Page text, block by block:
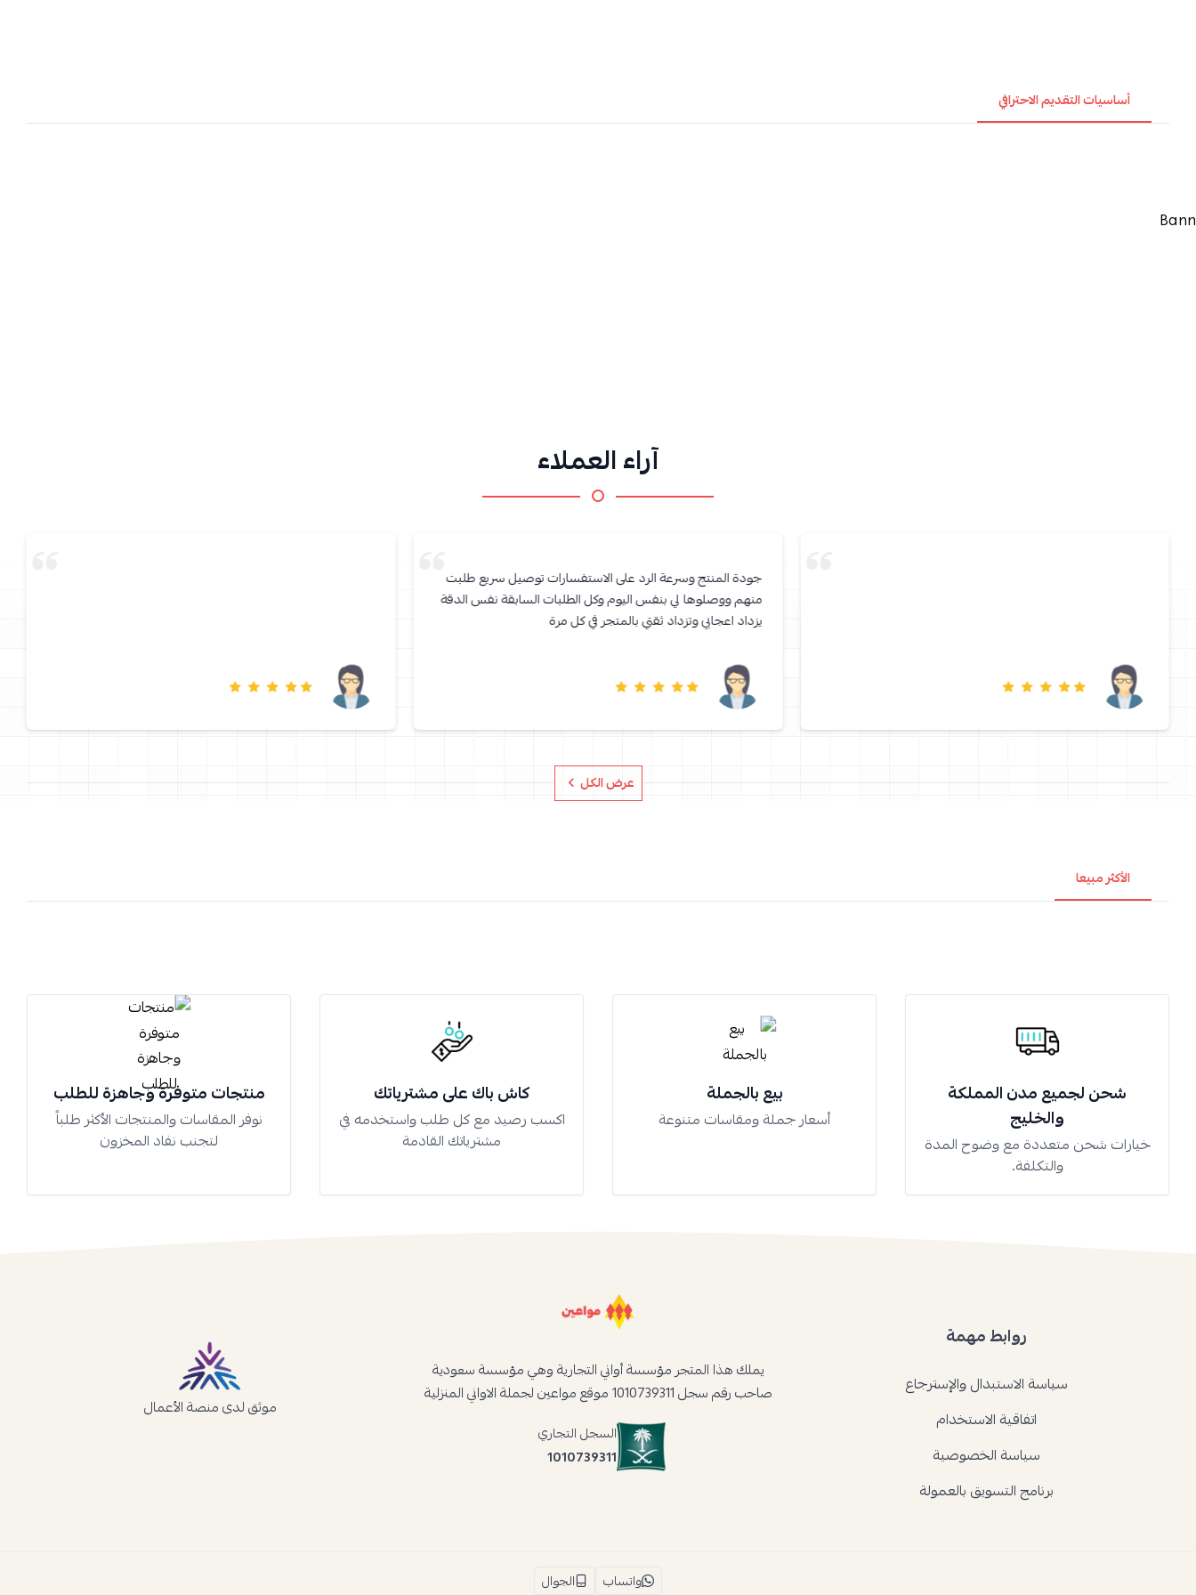
أساسيات التقديم الاحترافي
آراء العملاء
جودة المنتج وسرعة الرد على الاستفسارات توصيل سريع طلبت
منهم ووصلوها لي بنفس اليوم وكل الطلبات السابقة نفس الدقة
يزداد اعجابي وتزداد ثقتي بالمتجر في كل مرة
عرض الكل
الأكثر مبيعا
شحن لجميع مدن المملكة
والخليج
خيارات شحن متعددة مع وضوح المدة
والتكلفة.
بيع بالجملة
أسعار جملة ومقاسات متنوعة
كاش باك على مشترياتك
اكسب رصيد مع كل طلب واستخدمه في
مشترياتك القادمة
منتجات متوفرة وجاهزة للطلب
نوفر المقاسات والمنتجات الأكثر طلباً
لتجنب نفاد المخزون
روابط مهمة
سياسة الاستبدال والإسترجاع
اتفاقية الاستخدام
سياسة الخصوصية
برنامج التسويق بالعمولة
يملك هذا المتجر مؤسسة أواني التجارية وهي مؤسسة سعودية
صاحب رقم سجل 1010739311 موقع مواعين لجملة الاواني المنزلية
السجل التجاري
1010739311
موثق لدى منصة الأعمال
واتساب الجوال